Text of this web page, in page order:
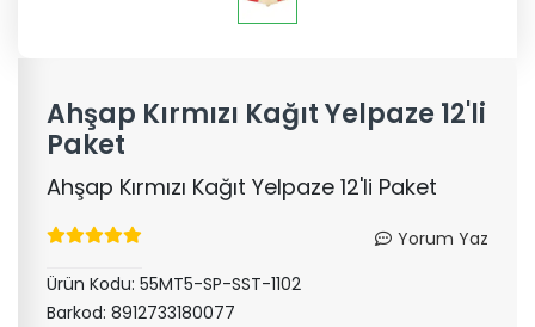
Ahşap Kırmızı Kağıt Yelpaze 12'li
Paket
Ahşap Kırmızı Kağıt Yelpaze 12'li Paket
Yorum Yaz
Ürün Kodu: 55MT5-SP-SST-1102
Barkod: 8912733180077